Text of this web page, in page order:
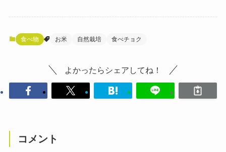
食べ物 お米 自然栽培 食べチョク
よかったらシェアしてね！
コメント